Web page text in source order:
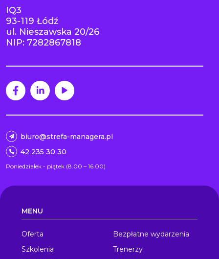
IQ3
93-119 Łódź
ul. Nieszawska 20/26
NIP: 7282867818
biuro@strefa-managera.pl
42 235 30 30
Poniedziałek - piątek (8.00 – 16.00)
MENU
Oferta
Szkolenia
Bezpłatne wydarzenia
Trenerzy